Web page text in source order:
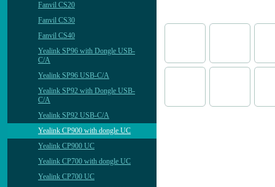
Fanvil CS20
Fanvil CS30
Fanvil CS40
Yealink SP96 with Dongle USB-
C/A
Yealink SP96 USB-C/A
Yealink SP92 with Dongle USB-
C/A
Yealink SP92 USB-C/A
Yealink CP900 with dongle UC
Yealink CP900 UC
Yealink CP700 with dongle UC
Yealink CP700 UC